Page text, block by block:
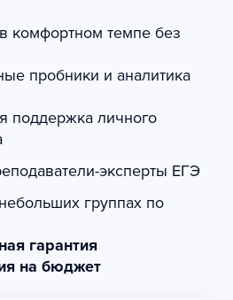
комфортном темпе без
пробники и аналитика
поддержка личного
эксперты ЕГЭ
группах по
гарантия
на бюджет